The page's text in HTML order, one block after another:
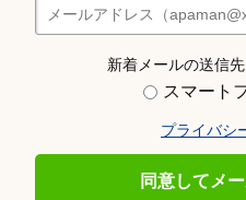
新着メールの送信
スマート
プライバシ
同意してメ